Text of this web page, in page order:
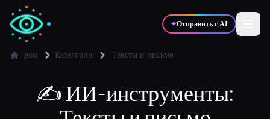
✦Отправить с AI
Писатели 🎨
дом Категории Тексты и письмо
✍️ИИ-инструменты: